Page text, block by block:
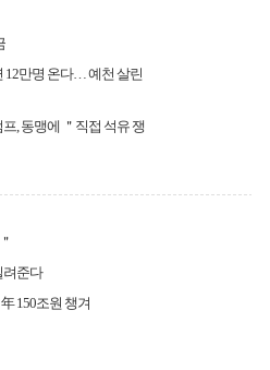
12만명 온다… 예천 살린
, 동맹에 ＂직접 석유 쟁
려준다
150조원 챙겨